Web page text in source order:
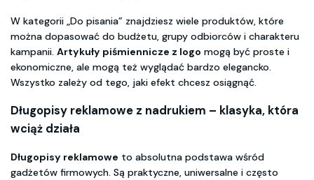
W kategorii „Do pisania” znajdziesz wiele produktów, które
można dopasować do budżetu, grupy odbiorców i charakteru
kampanii. Artykuły piśmiennicze z logo mogą być proste i
ekonomiczne, ale mogą też wyglądać bardzo elegancko.
Wszystko zależy od tego, jaki efekt chcesz osiągnąć.
Długopisy reklamowe z nadrukiem – klasyka, która
wciąż działa
Długopisy reklamowe to absolutna podstawa wśród
gadżetów firmowych. Są praktyczne, uniwersalne i często